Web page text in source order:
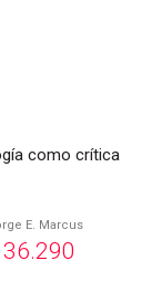
como crítica
E. Marcus
36.290